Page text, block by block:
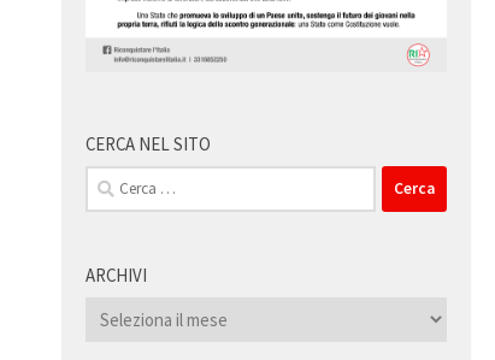
CERCA NEL SITO
Ricerca
per:
ARCHIVI
Archivi